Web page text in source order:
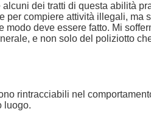
dei tratti di questa abilità
compiere attività illegali,
deve essere fatto. Mi
e non solo del poliziotto
rintracciabili nel
luogo.